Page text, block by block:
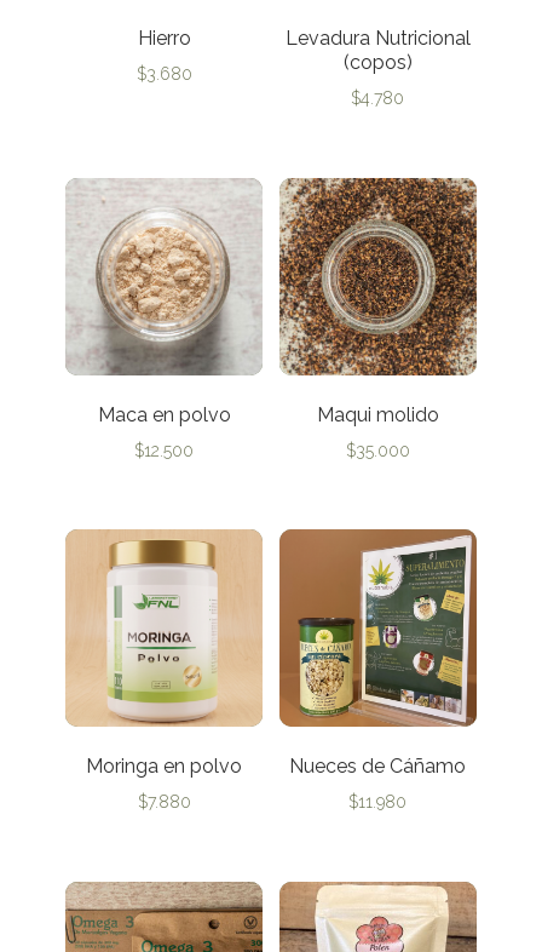
Hierro
$3.680
Levadura Nutricional
(copos)
$4.780
Maca en polvo
$12.500
Maqui molido
$35.000
Moringa en polvo
$7.880
Nueces de Cáñamo
$11.980